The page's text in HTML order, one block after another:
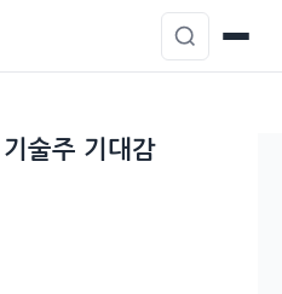
술주 기대감